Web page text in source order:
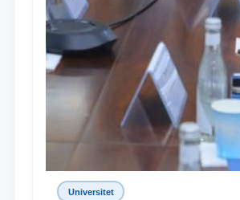
Universitet